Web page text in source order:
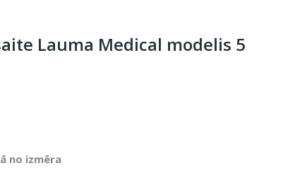
Lauma Medical modelis 5
no izmēra